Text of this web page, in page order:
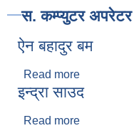
स. कम्प्युटर अपरेटर
ऐन बहादुर बम
Read more
इन्द्रा साउद
Read more